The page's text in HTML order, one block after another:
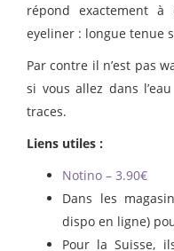
répond exactement
eyeliner : longue tenue
Par contre il n’est pas
si vous allez dans
traces.
Liens utiles :
Notino – 3.90€
Dans les
dispo en ligne)
Pour la Suisse,